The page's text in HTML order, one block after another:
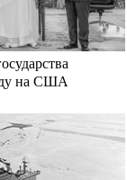
на США